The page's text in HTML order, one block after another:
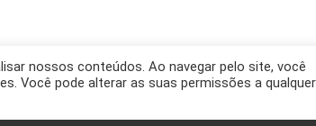
nossos conteúdos. Ao navegar pelo site, você
Você pode alterar as suas permissões a qualquer